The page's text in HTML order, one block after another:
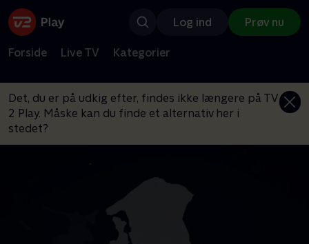
Log ind Prøv nu
Forside Live TV Kategorier
Det, du er på udkig efter, findes ikke længere på TV
2 Play. Måske kan du finde et alternativ her i
stedet?